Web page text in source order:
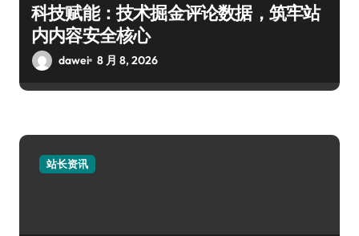
科技赋能：技术掘金评论数据，筑牢站
内内容安全核心
dawei 8 月 8, 2026
站长资讯